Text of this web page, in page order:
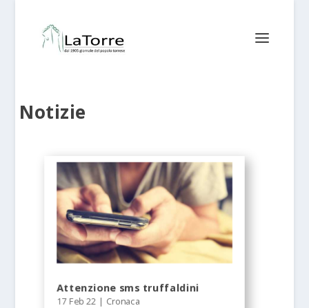
Notizie
Attenzione sms truffaldini
17 Feb 22 | Cronaca